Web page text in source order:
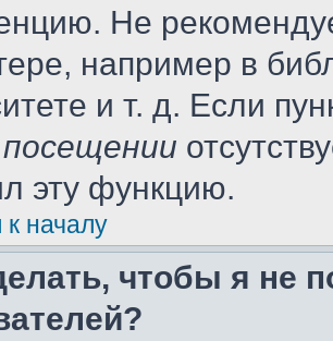
Не
например в
и т. д. Если
эту функцию.
к началу
чтобы я не